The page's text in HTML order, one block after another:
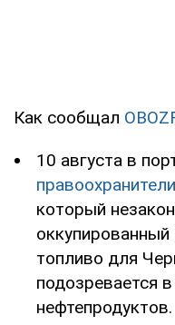
Как сообщал
10 августа в
который
топливо для
подозревается
нефтепродуктов.